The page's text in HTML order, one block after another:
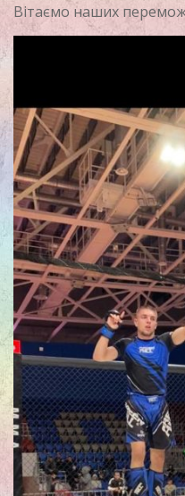
Вітаємо наших